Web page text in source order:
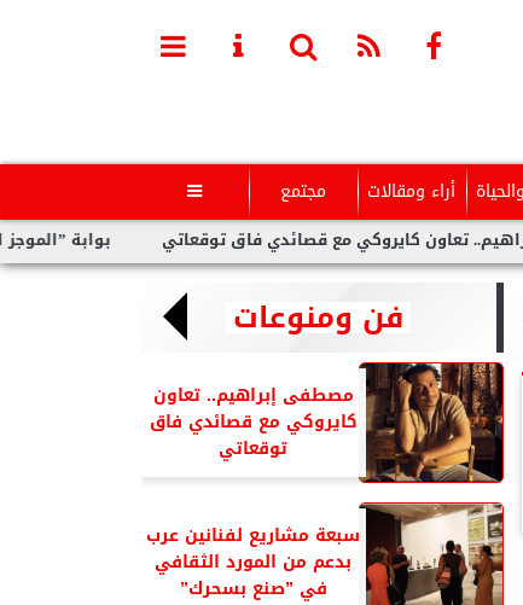
أراء ومقالات مجتمع 
بوابة ”الموجز اليوم” كايروكي مع قصائدي فاق توقعاتي
فن ومنوعات
مصطفى إبراهيم.. تعاون
كايروكي مع قصائدي فاق
توقعاتي
سبعة مشاريع لفنانين عرب
بدعم من المورد الثقافي
في ”صنع بسحرك”